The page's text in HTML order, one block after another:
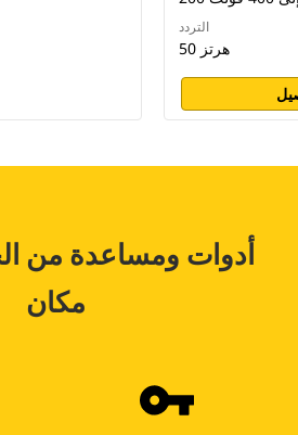
التردد
50 هرتز
أدوات ومساعدة من
مكان